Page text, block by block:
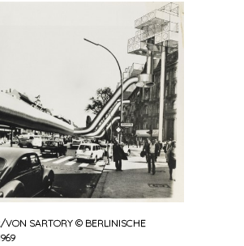
VON SARTORY © BERLINISCHE